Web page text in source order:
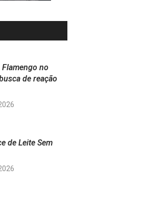
no
de reação
de Leite Sem